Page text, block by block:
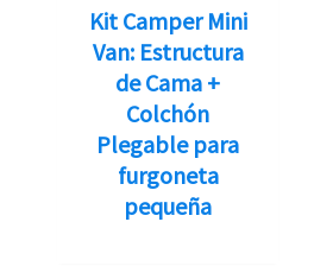
original
era:
840,00€.
actual
es:
Kit Camper Mini
Van: Estructura
de Cama +
Colchón
Plegable para
furgoneta
pequeña